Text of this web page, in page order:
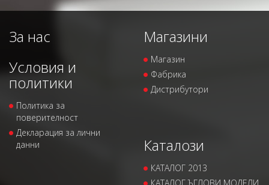
За нас
Условия и
политики
Политика за
поверителност
Декларация за лични
данни
Магазини
Магазин
Фабрика
Дистрибутори
Каталози
КАТАЛОГ 2013